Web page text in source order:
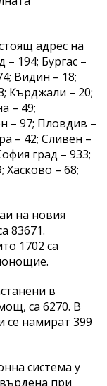
адрес на
– 194; Бургас –
Видин – 18;
Кърджали – 20;
– 49;
– 97; Пловдив –
– 42; Сливен –
град – 933;
Хасково – 68;
на новия
83671.
1702 са
в
са 6270. В
се намират 399
система у
при